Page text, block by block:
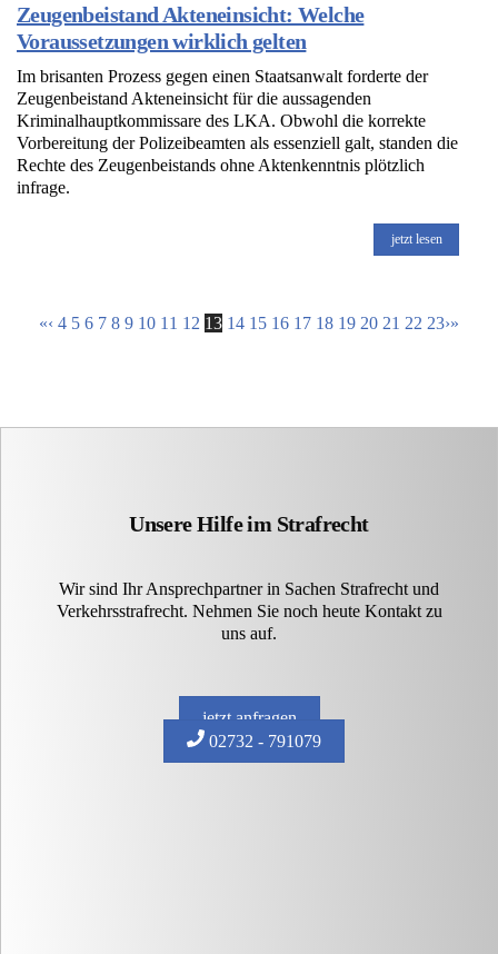
Zeugenbeistand Akteneinsicht: Welche
Voraussetzungen wirklich gelten
Im brisanten Prozess gegen einen Staatsanwalt forderte der
Zeugenbeistand Akteneinsicht für die aussagenden
Kriminalhauptkommissare des LKA. Obwohl die korrekte
Vorbereitung der Polizeibeamten als essenziell galt, standen die
Rechte des Zeugenbeistands ohne Aktenkenntnis plötzlich
infrage.
jetzt lesen
«‹ 4 5 6 7 8 9 10 11 12 13 14 15 16 17 18 19 20 21 22 23›»
Unsere Hilfe im Strafrecht
Wir sind Ihr Ansprechpartner in Sachen Strafrecht und
Verkehrsstrafrecht. Nehmen Sie noch heute Kontakt zu
uns auf.
jetzt anfragen
02732 - 791079